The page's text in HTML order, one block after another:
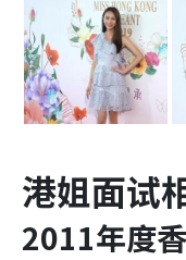
港姐面试
2011年度